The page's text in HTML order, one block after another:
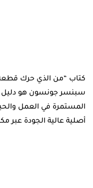
كتاب “من الذي حرك قطعة
سبنسر جونسون هو دليل
المستمرة في العمل
أصلية عالية الجودة عبر